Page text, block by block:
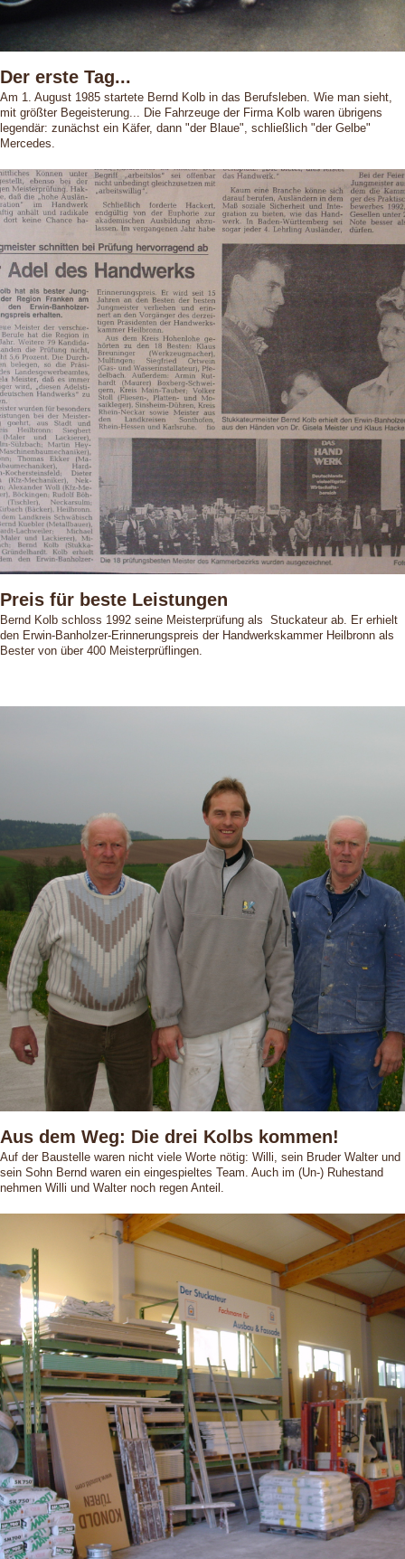
Der erste Tag...
Am 1. August 1985 startete Bernd Kolb in das Berufsleben. Wie man sieht,
mit größter Begeisterung... Die Fahrzeuge der Firma Kolb waren übrigens
legendär: zunächst ein Käfer, dann "der Blaue", schließlich "der Gelbe"
Mercedes.
Preis für beste Leistungen
Bernd Kolb schloss 1992 seine Meisterprüfung als Stuckateur ab. Er erhielt
den Erwin-Banholzer-Erinnerungspreis der Handwerkskammer Heilbronn als
Bester von über 400 Meisterprüflingen.
Aus dem Weg: Die drei Kolbs kommen!
Auf der Baustelle waren nicht viele Worte nötig: Willi, sein Bruder Walter und
sein Sohn Bernd waren ein eingespieltes Team. Auch im (Un-) Ruhestand
nehmen Willi und Walter noch regen Anteil.